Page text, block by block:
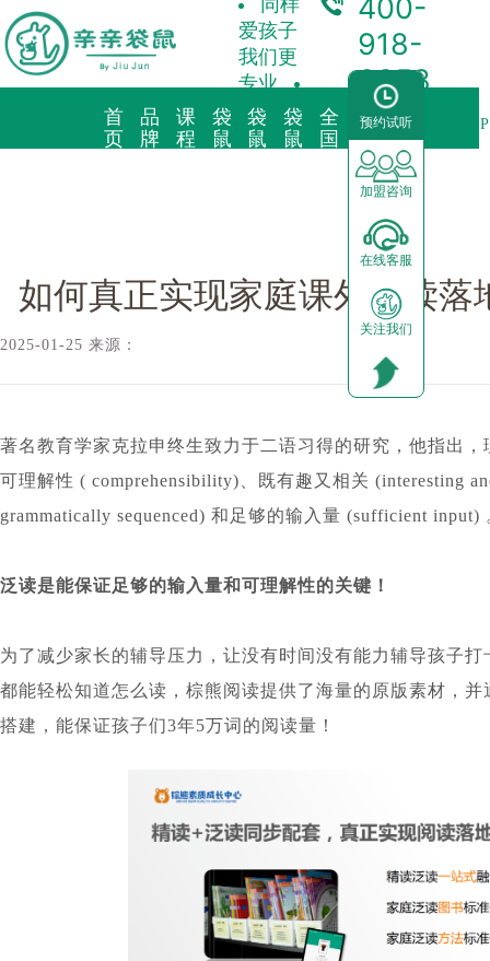
预约试听
加盟咨询
在线客服
关注我们
爱孩子
我们更
专业
400-
918-
3358
首
页
品
牌
海外KindyROO
社会荣誉历程
课
程
三大体系
启蒙英语
器械功能
袋
鼠
袋
鼠
儿童素养
袋
鼠
全
国
预约试听
园区展示
合
作
加
盟
前景分析
加盟流程
运营支持
合作模式
加盟申请
如何真正实现家庭课外泛读落地？PERC泛读书房
如何真正实现家庭课外泛读落
2025-01-25 来源：
著名教育学家克拉申终生致力于二语习得的研究，他指出
可理解性 ( comprehensibility)、既有趣又相关 (interesting
grammatically sequenced) 和足够的输入量 (sufficient input)
泛读是能保证足够的输入量和可理解性的关键！
为了减少家长的辅导压力，让没有时间没有能力辅导孩子
都能轻松知道怎么读，棕熊阅读提供了海量的原版素材，
搭建，能保证孩子们3年5万词的阅读量！